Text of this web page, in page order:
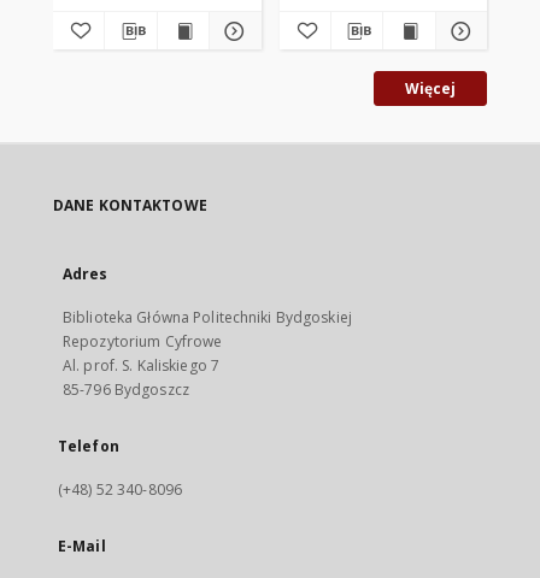
Więcej
DANE KONTAKTOWE
Adres
Biblioteka Główna Politechniki Bydgoskiej
Repozytorium Cyfrowe
Al. prof. S. Kaliskiego 7
85-796 Bydgoszcz
Telefon
(+48) 52 340-8096
E-Mail